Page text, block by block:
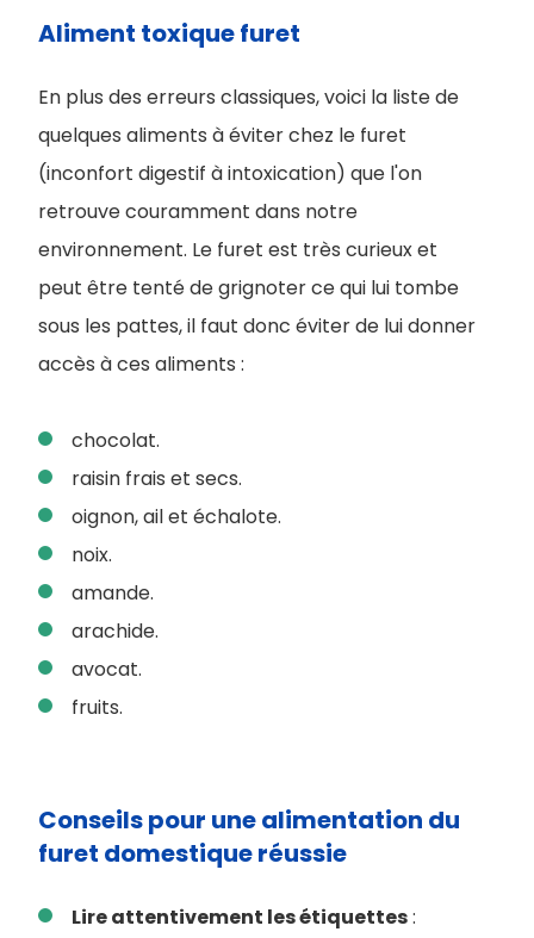
Aliment toxique furet
En plus des erreurs classiques, voici la liste de
quelques aliments à éviter chez le furet
(inconfort digestif à intoxication) que l'on
retrouve couramment dans notre
environnement. Le furet est très curieux et
peut être tenté de grignoter ce qui lui tombe
sous les pattes, il faut donc éviter de lui donner
accès à ces aliments :
chocolat.
raisin frais et secs.
oignon, ail et échalote.
noix.
amande.
arachide.
avocat.
fruits.
Conseils pour une ​alimentation du
furet domestique réussie
Lire attentivement les étiquettes: